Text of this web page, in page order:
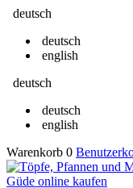
deutsch
deutsch
english
deutsch
deutsch
english
Warenkorb 0